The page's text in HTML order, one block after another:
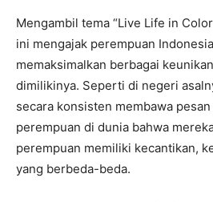
Mengambil tema “Live Life in
ini mengajak perempuan
memaksimalkan berbagai
dimilikinya. Seperti di negeri
secara konsisten membawa
perempuan di dunia bahwa
perempuan memiliki kecantikan,
yang berbeda-beda.